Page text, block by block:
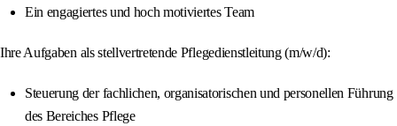
Ein engagiertes und hoch motiviertes Team
Ihre Aufgaben als stellvertretende Pflegedienstleitung (m/w/d):
Steuerung der fachlichen, organisatorischen und personellen Führung
des Bereiches Pflege